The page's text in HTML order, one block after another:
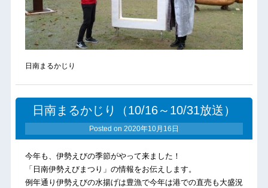
日南まるかじり
日南まるかじり（10/16～10/31放送）
Posted on 2020年10月16日
今年も、伊勢えびの季節がやって来ました！
「日南伊勢えびまつり」の情報をお伝えします。
例年通り伊勢えびの水揚げは豊漁で今年は港での直売も大盛況